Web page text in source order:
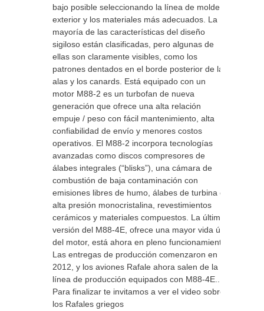
bajo posible seleccionando la línea de molde
exterior y los materiales más adecuados. La
mayoría de las características del diseño
sigiloso están clasificadas, pero algunas de
ellas son claramente visibles, como los
patrones dentados en el borde posterior de las
alas y los canards. Está equipado con un
motor M88-2 es un turbofan de nueva
generación que ofrece una alta relación
empuje / peso con fácil mantenimiento, alta
confiabilidad de envío y menores costos
operativos. El M88-2 incorpora tecnologías
avanzadas como discos compresores de
álabes integrales (“blisks”), una cámara de
combustión de baja contaminación con
emisiones libres de humo, álabes de turbina de
alta presión monocristalina, revestimientos
cerámicos y materiales compuestos. La última
versión del M88-4E, ofrece una mayor vida útil
del motor, está ahora en pleno funcionamiento.
Las entregas de producción comenzaron en
2012, y los aviones Rafale ahora salen de la
línea de producción equipados con M88-4E..
Para finalizar te invitamos a ver el video sobre
los Rafales griegos